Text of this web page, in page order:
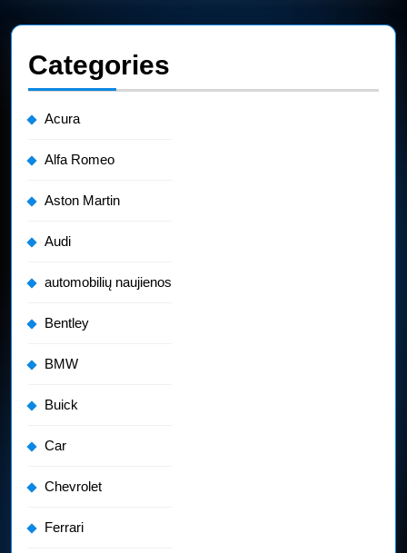
Categories
Acura
Alfa Romeo
Aston Martin
Audi
automobilių naujienos
Bentley
BMW
Buick
Car
Chevrolet
Ferrari